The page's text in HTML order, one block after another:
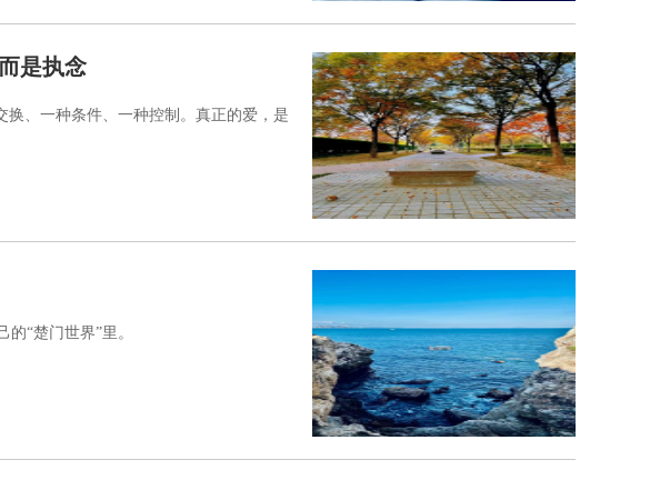
是执念
换、一种条件、一种控制。真正的爱，是
“楚门世界”里。